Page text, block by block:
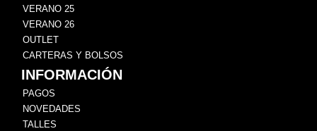
VERANO 25
VERANO 26
OUTLET
CARTERAS Y BOLSOS
INFORMACIÓN
PAGOS
NOVEDADES
TALLES